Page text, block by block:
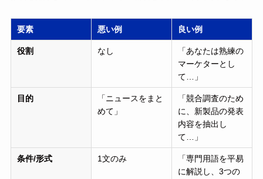
要素 悪い例 良い例
役割 なし
「あなたは熟練の
マーケターとし
て…」
目的
「ニュースをまと
めて」
「競合調査のため
に、新製品の発表
内容を抽出し
て…」
条件/形式 1文のみ
「専門用語を平易
に解説し、3つの